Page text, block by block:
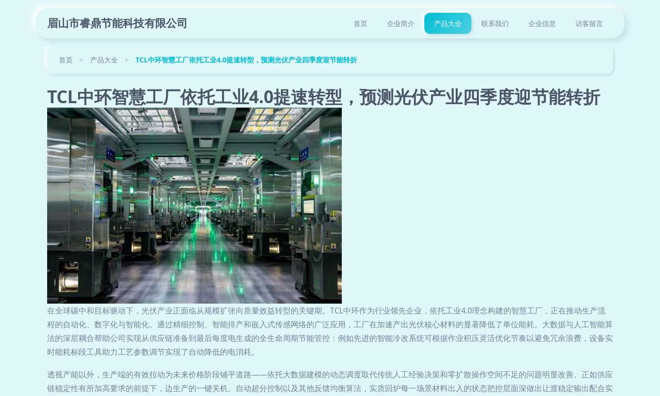
眉山市睿鼎节能科技有限公司 首页 企业简介 产品大全 联系我们 企业信息 访客留言
首页 > 产品大全 > TCL中环智慧工厂依托工业4.0提速转型，预测光伏产业四季度迎节能转折
TCL中环智慧工厂依托工业4.0提速转型，预测光伏产业四季度迎节能转折
在全球碳中和目标驱动下，光伏产业正面临从规模扩张向质量效益转型的关键期。TCL中环作为行业领先企业，依托工业4.0理念构建的智慧工厂，正在推动生产流
程的自动化、数字化与智能化。通过精细控制、智能排产和嵌入式传感网络的广泛应用，工厂在加速产出光伏核心材料的显著降低了单位能耗。大数据与人工智能算
法的深层耦合帮助公司实现从供应链准备到最后每度电生成的全生命周期节能管控：例如先进的智能冷改系统可根据作业积压灵活优化节奏以避免冗余浪费，设备实
时能耗标段工具助力工艺参数调节实现了自动降低的电消耗。
透视产能以外，生产端的有效拉动为未来价格阶段铺平道路——依托大数据建模的动态调度取代传统人工经验决策和零扩散操作空间不足的问题明显改善。正如供应
链稳定性有所加高要求的前提下，边生产的一键关机、自动超分控制以及其他反馈均衡算法，实质回炉每一场景材料出入的状态把控层面深做出让渡稳定输出配合实